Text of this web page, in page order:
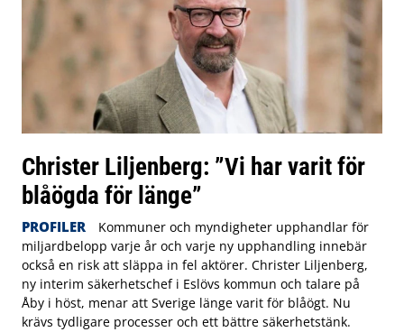
Christer Liljenberg: ”Vi har varit för
blåögda för länge”
PROFILER
Kommuner och myndigheter upphandlar för
miljardbelopp varje år och varje ny upphandling innebär
också en risk att släppa in fel aktörer. Christer Liljenberg,
ny interim säkerhetschef i Eslövs kommun och talare på
Åby i höst, menar att Sverige länge varit för blåögt. Nu
krävs tydligare processer och ett bättre säkerhetstänk.